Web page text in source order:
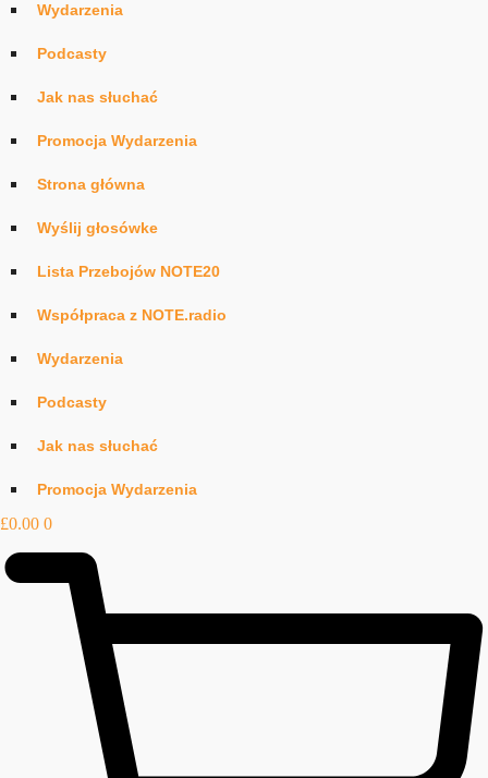
Wydarzenia
Podcasty
Jak nas słuchać
Promocja Wydarzenia
Strona główna
Wyślij głosówke
Lista Przebojów NOTE20
Współpraca z NOTE.radio
Wydarzenia
Podcasty
Jak nas słuchać
Promocja Wydarzenia
£0.00 0